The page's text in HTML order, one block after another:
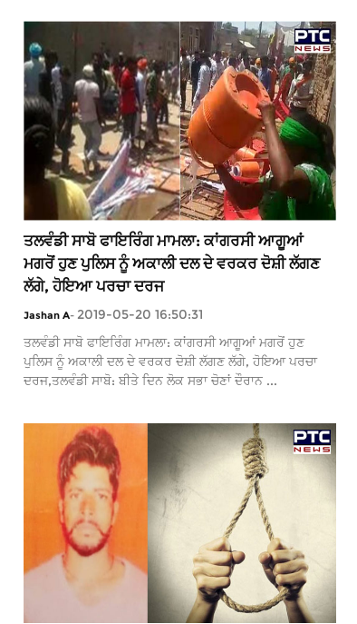
ਤਲਵੰਡੀ ਸਾਬੋ ਫਾਇਰਿੰਗ ਮਾਮਲਾ: ਕਾਂਗਰਸੀ ਆਗੂਆਂ
ਮਗਰੋਂ ਹੁਣ ਪੁਲਿਸ ਨੂੰ ਅਕਾਲੀ ਦਲ ਦੇ ਵਰਕਰ ਦੋਸ਼ੀ ਲੱਗਣ
ਲੱਗੇ, ਹੋਇਆ ਪਰਚਾ ਦਰਜ
Jashan A- 2019-05-20 16:50:31
ਤਲਵੰਡੀ ਸਾਬੋ ਫਾਇਰਿੰਗ ਮਾਮਲਾ: ਕਾਂਗਰਸੀ ਆਗੂਆਂ ਮਗਰੋਂ ਹੁਣ
ਪੁਲਿਸ ਨੂੰ ਅਕਾਲੀ ਦਲ ਦੇ ਵਰਕਰ ਦੋਸ਼ੀ ਲੱਗਣ ਲੱਗੇ, ਹੋਇਆ ਪਰਚਾ
ਦਰਜ,ਤਲਵੰਡੀ ਸਾਬੋ: ਬੀਤੇ ਦਿਨ ਲੋਕ ਸਭਾ ਚੋਣਾਂ ਦੌਰਾਨ ...